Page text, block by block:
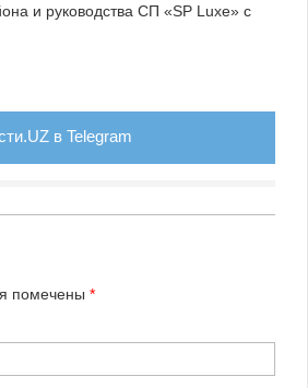
и руководства СП «SP Luxe» с
в Telegram
помечены *